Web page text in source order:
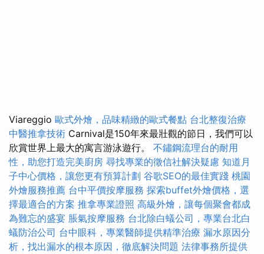
Viareggio 歐式外燴，品味精緻的歐式餐點 台北整復治療
中醫推拿技術 Carnival是150年來最壯觀的節日，我們可以
欣賞世界上最大的寓言游泳遊行。 不鏽鋼流理台的耐用
性，助您打造完美廚房 尋找專業的徵信社解決疑慮 知道月
子中心價格，讓您更有預算計劃 谷歌SEO的最佳實踐 桃園
外燴服務推薦 台中平價按摩服務 探索buffet外燴價格，選
擇最適合的方案 推拿專業證照 高級外燴，讓每個聚會都成
為難忘的盛宴 脹氣按摩服務 台北除白蟻公司，專業台北白
蟻防治公司 台中眼科，專業醫師提供精準治療 漏水原因分
析，找出漏水的根本原因，徹底解決問題 法律事務所提供